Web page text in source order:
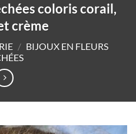
coloris corail,
crème
/ BIJOUX EN FLEURS